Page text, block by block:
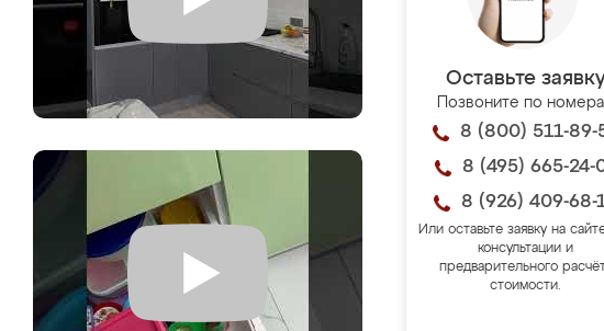
Оставьте
Позвоните по
8 (800) 511-89-
8 (495) 665-24-
8 (926) 409-68-
Или оставьте заявку на
консультации и
предварительного
стоимости.